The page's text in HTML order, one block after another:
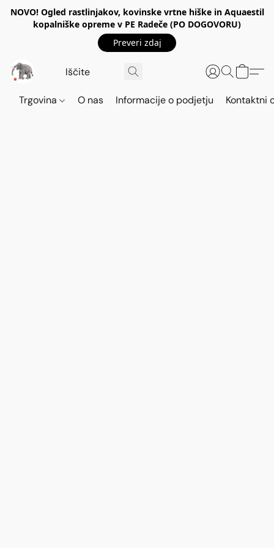
NOVO! Ogled rastlinjakov, kovinske vrtne hiške in Aquaestil
kopalniške opreme v PE Radeče (PO DOGOVORU)
Preveri zdaj
Trgovina O nas Informacije o podjetju Kontaktni